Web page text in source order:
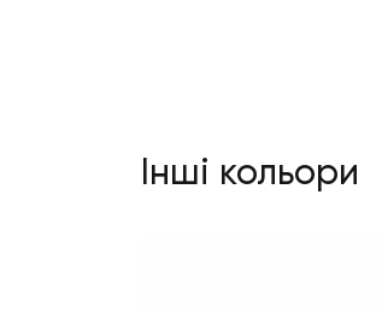
Інші кольори